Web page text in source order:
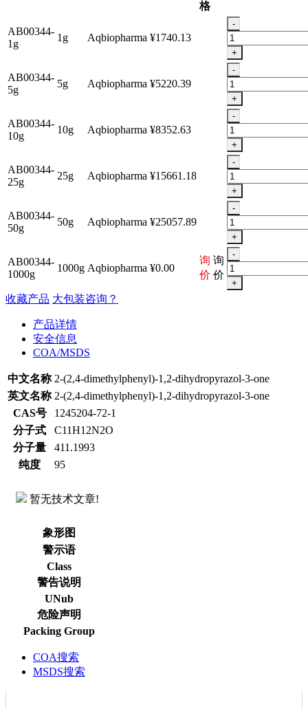
格
AB00344-
1g
1g Aqbiopharma ¥1740.13
-
+
AB00344-
5g
5g Aqbiopharma ¥5220.39
-
+
AB00344-
10g
10g Aqbiopharma ¥8352.63
-
+
AB00344-
25g
25g Aqbiopharma ¥15661.18
-
+
AB00344-
50g
50g Aqbiopharma ¥25057.89
-
+
AB00344-
1000g
1000g Aqbiopharma ¥0.00
询
价
询
价
-
+
收藏产品 大包装咨询？
产品详情
安全信息
COA/MSDS
中文名称 2-(2,4-dimethylphenyl)-1,2-dihydropyrazol-3-one
英文名称 2-(2,4-dimethylphenyl)-1,2-dihydropyrazol-3-one
CAS号
1245204-72-1
分子式
C11H12N2O
分子量
411.1993
纯度
95
暂无技术文章!
象形图
警示语
Class
警告说明
UNub
危险声明
Packing Group
COA搜索
MSDS搜索